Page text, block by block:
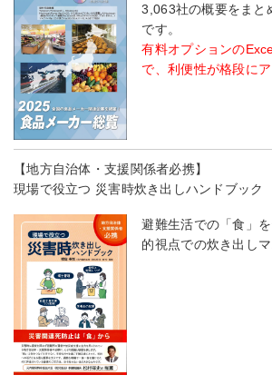
3,063社の概要をまと
です。
有料オプションの
で、利便性が格段にア
【地方自治体・支援関係者必携】
現場で役立つ 災害時炊き出しハンドブック
避難生活での「食」
的視点での炊き出し